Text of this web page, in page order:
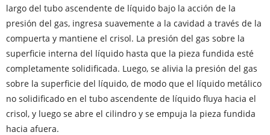
largo del tubo ascendente de líquido bajo la acción de la
presión del gas, ingresa suavemente a la cavidad a través de la
compuerta y mantiene el crisol. La presión del gas sobre la
superficie interna del líquido hasta que la pieza fundida esté
completamente solidificada. Luego, se alivia la presión del gas
sobre la superficie del líquido, de modo que el líquido metálico
no solidificado en el tubo ascendente de líquido fluya hacia el
crisol, y luego se abre el cilindro y se empuja la pieza fundida
hacia afuera.